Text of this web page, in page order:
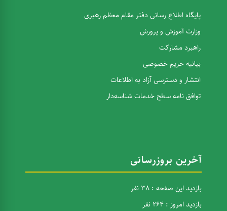
پایگاه اطلاع رسانی دفتر مقام معظم رهبری
وزارت آموزش و پرورش
راهبرد مشارکت
بیانیه حریم خصوصی
انتشار و دسترسی آزاد به اطلاعات
توافق نامه سطح خدمات شناسه‌دار
آخرین بروزرسانی
بازدید این صفحه : 38 نفر
بازدید امروز : 264 نفر